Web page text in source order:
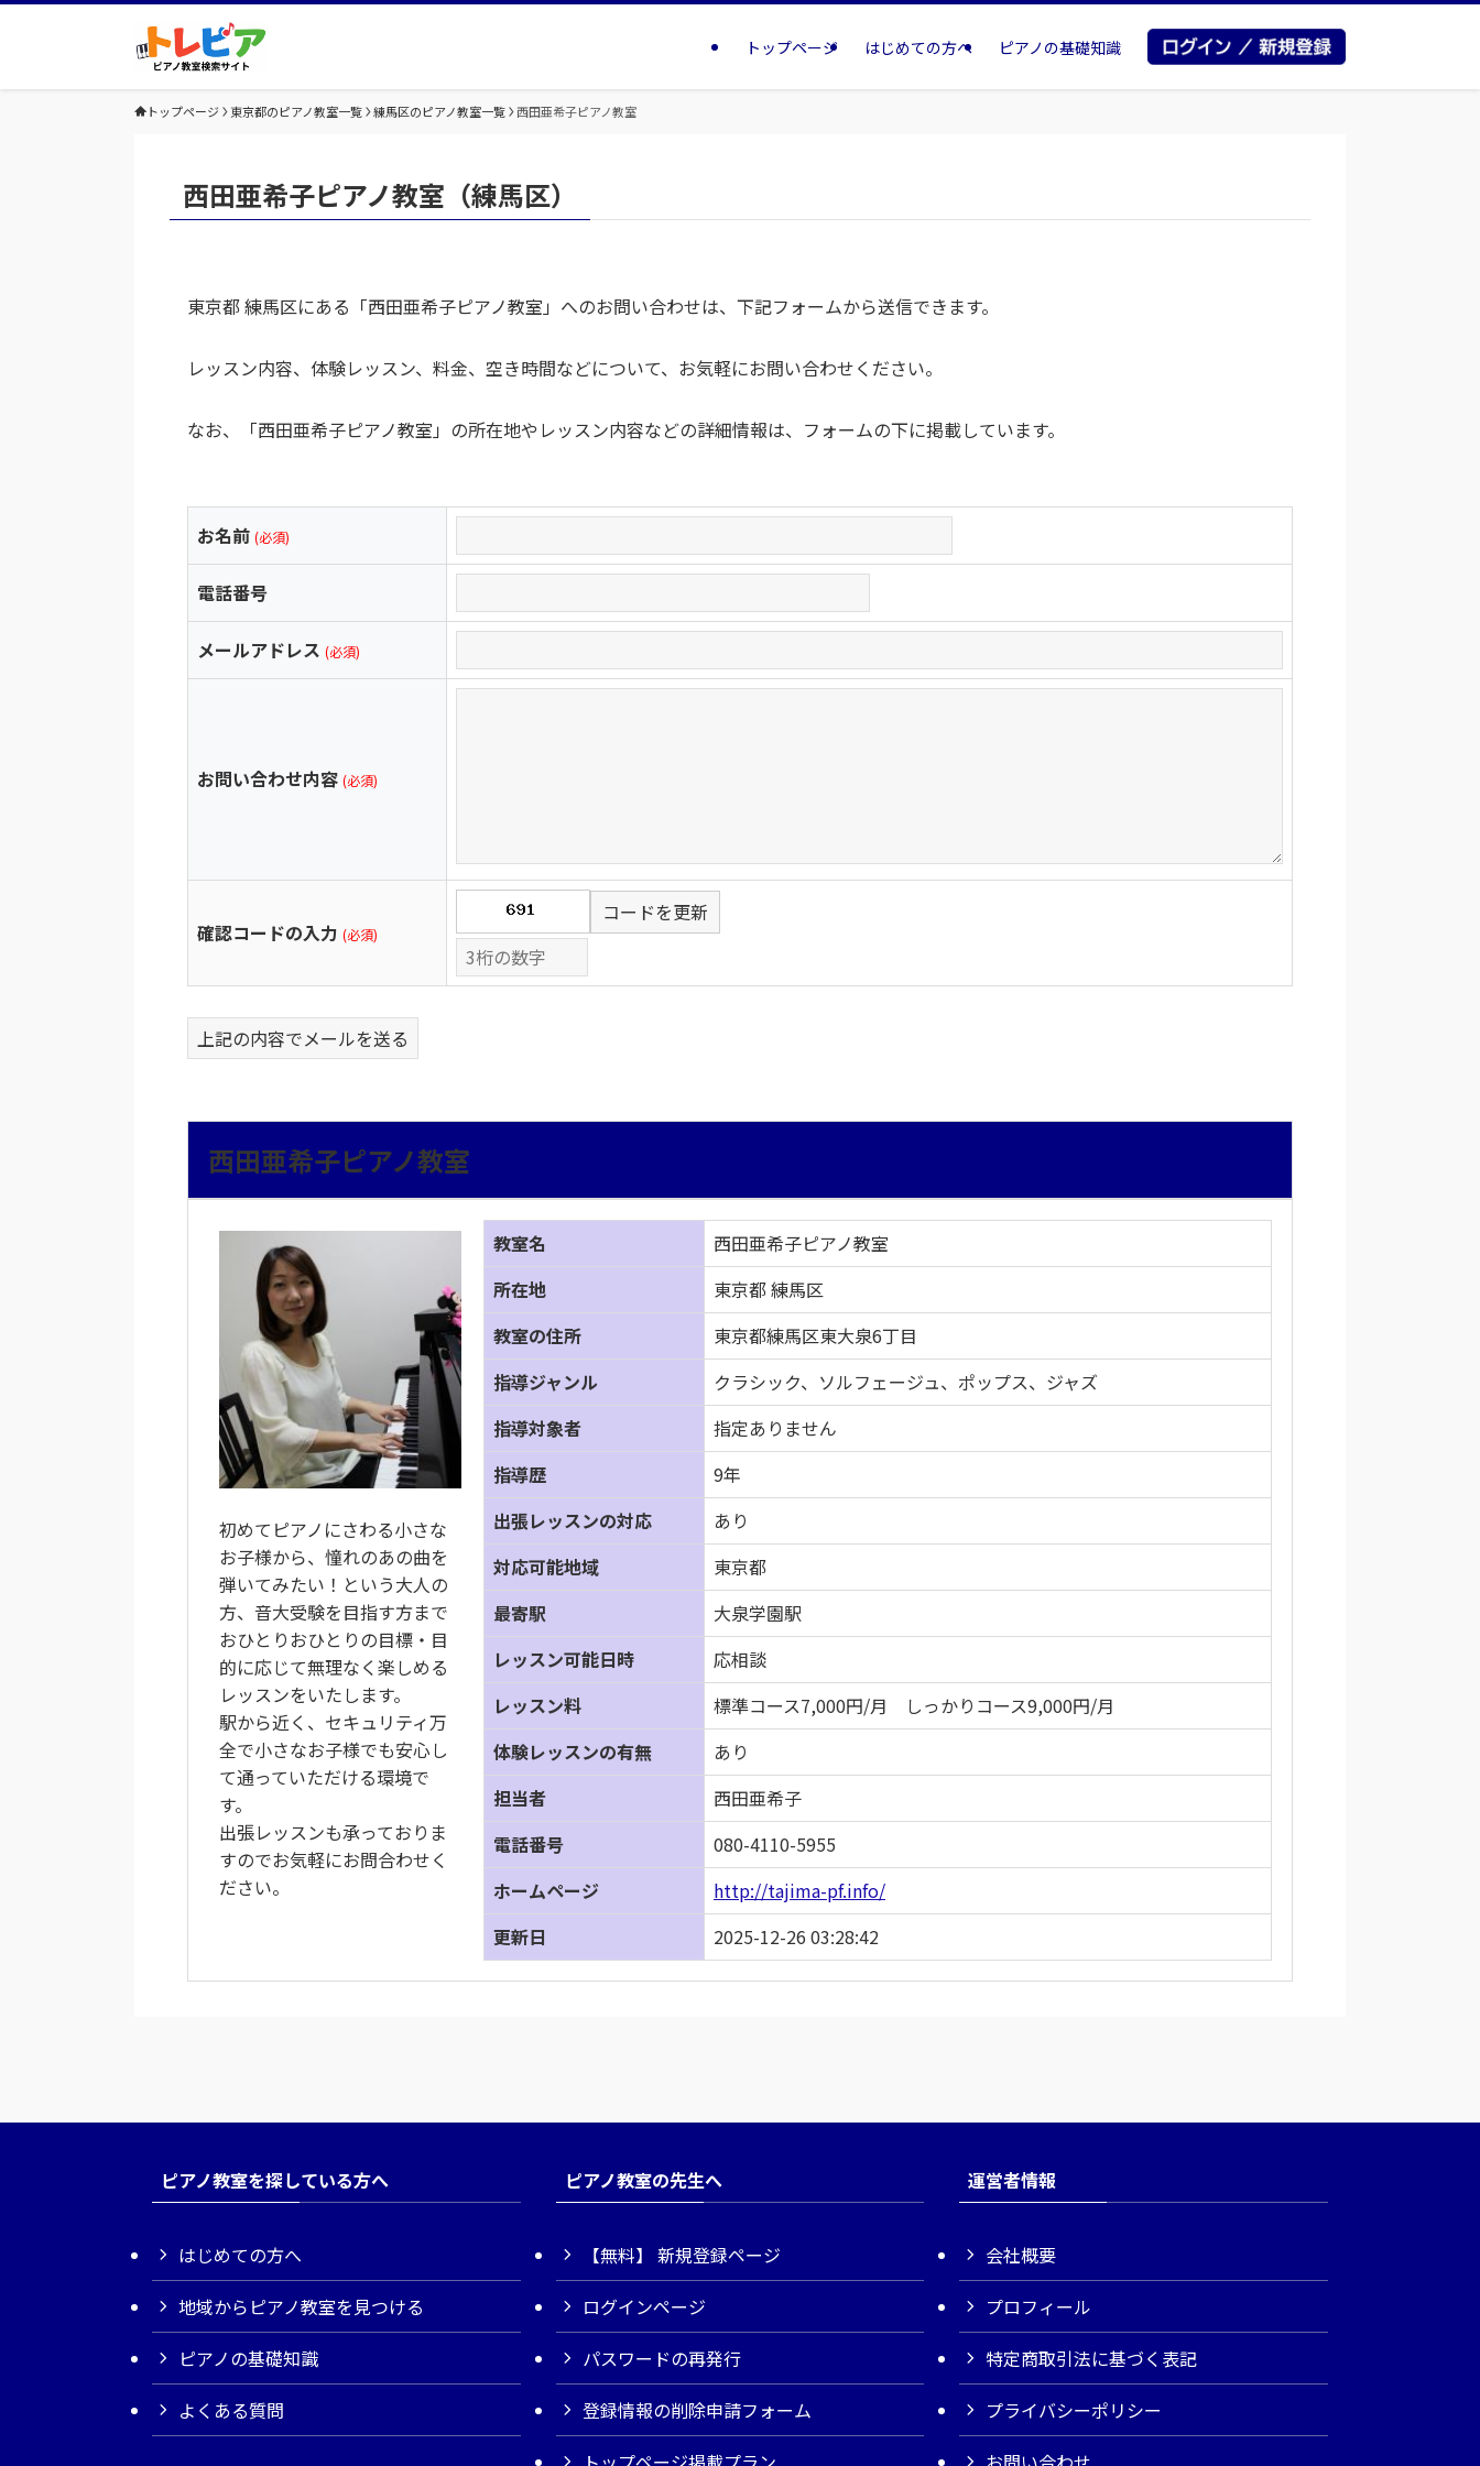
トップページ はじめての方へ ピアノの基礎知識
トップページ 東京都のピアノ教室一覧 練馬区のピアノ教室一覧 西田亜希子ピアノ教室
西田亜希子ピアノ教室（練馬区）
東京都 練馬区にある「西田亜希子ピアノ教室」へのお問い合わせは、下記フォームから送信できます。
レッスン内容、体験レッスン、料金、空き時間などについて、お気軽にお問い合わせください。
なお、「西田亜希子ピアノ教室」の所在地やレッスン内容などの詳細情報は、フォームの下に掲載しています。
お名前 (必須)
電話番号
メールアドレス (必須)
お問い合わせ内容 (必須)
確認コードの入力 (必須)
コードを更新
上記の内容でメールを送る
西田亜希子ピアノ教室
初めてピアノにさわる小さな
お子様から、憧れのあの曲を
弾いてみたい！という大人の
方、音大受験を目指す方まで
おひとりおひとりの目標・目
的に応じて無理なく楽しめる
レッスンをいたします。
駅から近く、セキュリティ万
全で小さなお子様でも安心し
て通っていただける環境で
す。
出張レッスンも承っておりま
すのでお気軽にお問合わせく
ださい。
教室名
西田亜希子ピアノ教室
所在地
東京都 練馬区
教室の住所
東京都練馬区東大泉6丁目
指導ジャンル
クラシック、ソルフェージュ、ポップス、ジャズ
指導対象者
指定ありません
指導歴
9年
出張レッスンの対応
あり
対応可能地域
東京都
最寄駅
大泉学園駅
レッスン可能日時
応相談
レッスン料
標準コース7,000円/月 しっかりコース9,000円/月
体験レッスンの有無
あり
担当者
西田亜希子
電話番号
080-4110-5955
ホームページ
http://tajima-pf.info/
更新日
2025-12-26 03:28:42
ピアノ教室を探している方へ
はじめての方へ
地域からピアノ教室を見つける
ピアノの基礎知識
よくある質問
ピアノ教室の先生へ
【無料】 新規登録ページ
ログインページ
パスワードの再発行
登録情報の削除申請フォーム
運営者情報
会社概要
プロフィール
特定商取引法に基づく表記
プライバシーポリシー